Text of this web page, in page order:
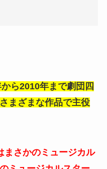
ら2010年まで劇団四
まざまな作品で主役
まさかのミュージカル